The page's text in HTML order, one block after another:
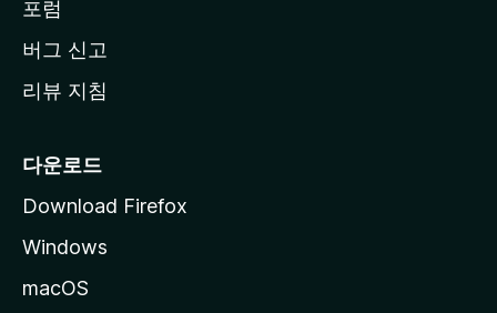
동
포럼
버그 신고
리뷰 지침
다운로드
Download Firefox
Windows
macOS